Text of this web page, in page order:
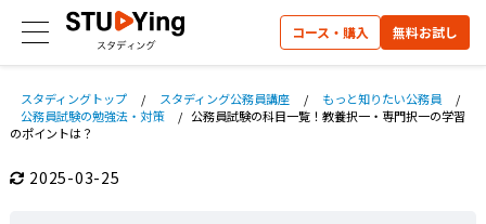
コース・購入 無料お試し
スタディングトップ / スタディング公務員講座 / もっと知りたい公務員
/
公務員試験の勉強法・対策
/ 公務員試験の科目一覧！教養択一・専門択一の学習
のポイントは？
2025-03-25